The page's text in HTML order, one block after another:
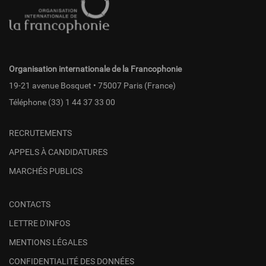
page
Organisation internationale de la Francophonie
19-21 avenue Bosquet • 75007 Paris (France)
Téléphone (33) 1 44 37 33 00
RECRUTEMENTS
APPELS À CANDIDATURES
MARCHÉS PUBLICS
CONTACTS
LETTRE D'INFOS
MENTIONS LÉGALES
CONFIDENTIALITÉ DES DONNÉES